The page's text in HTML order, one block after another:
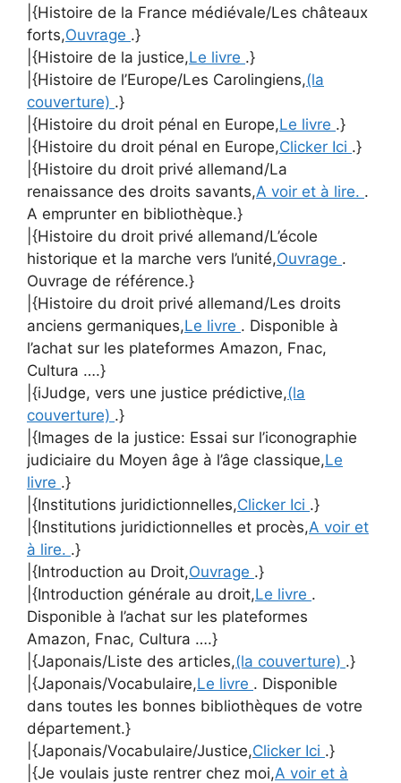
|{Histoire de la France médiévale/Les châteaux
forts,Ouvrage .}
|{Histoire de la justice,Le livre .}
|{Histoire de l’Europe/Les Carolingiens,(la
couverture) .}
|{Histoire du droit pénal en Europe,Le livre .}
|{Histoire du droit pénal en Europe,Clicker Ici .}
|{Histoire du droit privé allemand/La
renaissance des droits savants,A voir et à lire. .
A emprunter en bibliothèque.}
|{Histoire du droit privé allemand/L’école
historique et la marche vers l’unité,Ouvrage .
Ouvrage de référence.}
|{Histoire du droit privé allemand/Les droits
anciens germaniques,Le livre . Disponible à
l’achat sur les plateformes Amazon, Fnac,
Cultura ….}
|{iJudge, vers une justice prédictive,(la
couverture) .}
|{Images de la justice: Essai sur l’iconographie
judiciaire du Moyen âge à l’âge classique,Le
livre .}
|{Institutions juridictionnelles,Clicker Ici .}
|{Institutions juridictionnelles et procès,A voir et
à lire. .}
|{Introduction au Droit,Ouvrage .}
|{Introduction générale au droit,Le livre .
Disponible à l’achat sur les plateformes
Amazon, Fnac, Cultura ….}
|{Japonais/Liste des articles,(la couverture) .}
|{Japonais/Vocabulaire,Le livre . Disponible
dans toutes les bonnes bibliothèques de votre
département.}
|{Japonais/Vocabulaire/Justice,Clicker Ici .}
|{Je voulais juste rentrer chez moi,A voir et à